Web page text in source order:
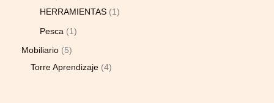
HERRAMIENTAS
1
Pesca
1
Mobiliario
5
Torre Aprendizaje 4